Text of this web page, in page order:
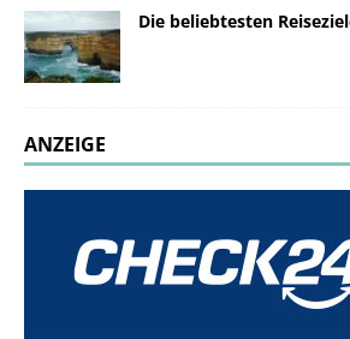
Die beliebtesten
ANZEIGE